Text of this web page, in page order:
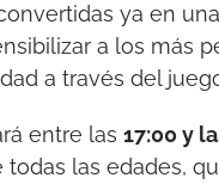
ya en
a los más
a través del
entre las 17:00 y
las edades,